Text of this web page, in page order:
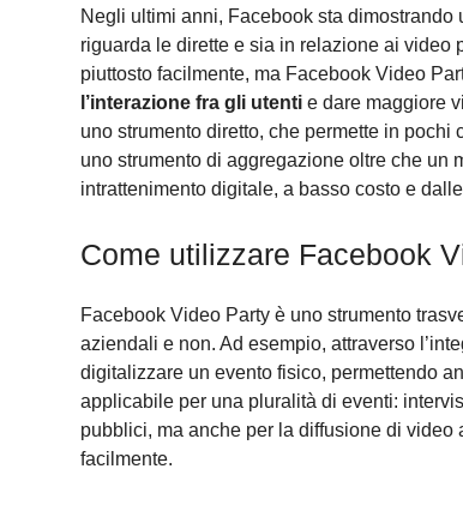
Negli ultimi anni, Facebook sta dimostrando
riguarda le dirette e sia in relazione ai video
piuttosto facilmente, ma Facebook Video
l’interazione fra gli utenti e dare maggiore
uno strumento diretto, che permette in
uno strumento di aggregazione oltre che un
intrattenimento digitale, a basso costo e
Come utilizzare Facebook
Facebook Video Party è uno strumento
aziendali e non. Ad esempio, attraverso
digitalizzare un evento fisico, permettendo
applicabile per una pluralità di eventi:
pubblici, ma anche per la diffusione di
facilmente.